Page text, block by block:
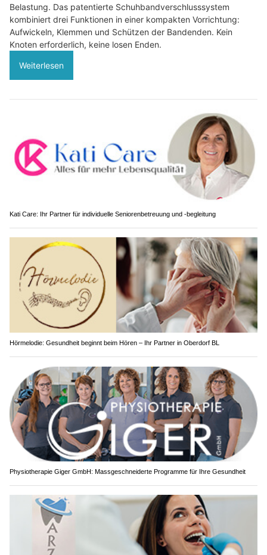
Belastung. Das patentierte Schuhbandverschlusssystem
kombiniert drei Funktionen in einer kompakten Vorrichtung:
Aufwickeln, Klemmen und Schützen der Bandenden. Kein
Knoten erforderlich, keine losen Enden.
Weiterlesen
Kati Care: Ihr Partner für individuelle Seniorenbetreuung und -begleitung
Hörmelodie: Gesundheit beginnt beim Hören – Ihr Partner in Oberdorf BL
Physiotherapie Giger GmbH: Massgeschneiderte Programme für Ihre Gesundheit